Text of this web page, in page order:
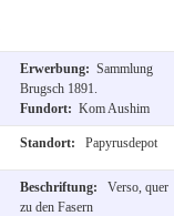
Erwerbung: Sammlung
Brugsch 1891.
Fundort: Kom Aushim
Standort: Papyrusdepot
Beschriftung:
Verso, quer
zu den Fasern